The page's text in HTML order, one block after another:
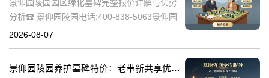
景仰园陵园园区绿化墓碑完整报价详解与优势
分析☎ 景仰园陵园电话:400-838-5063景仰园
陵园作为一家专业的陵园服务机构，致力于为
2026-08-07
景仰园陵园养护墓碑特价：老带新共享优惠，福利大放送！